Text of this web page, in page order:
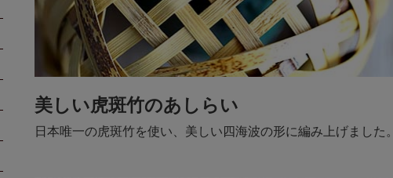
美しい虎斑竹のあしらい
日本唯一の虎斑竹を使い、美しい四海波の形に編み上げました。